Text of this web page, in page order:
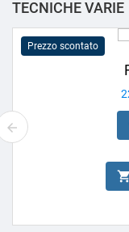
TECNICHE VARIE
Prezzo scontato
